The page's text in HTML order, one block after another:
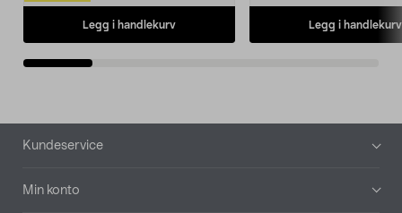
Legg i handlekurv Legg i handlekurv
Bunntekst
Kundeservice
Min konto